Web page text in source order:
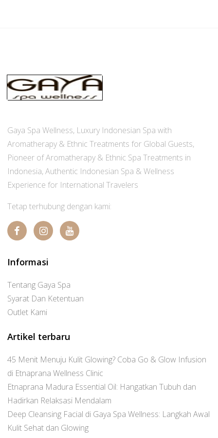
Gaya Spa Wellness, Luxury Indonesian Spa with
Aromatherapy & Ethnic Treatments for Global Guests,
Pioneer of Aromatherapy & Ethnic Spa Treatments in
Indonesia, Authentic Indonesian Spa & Wellness
Experience for International Travelers
Tetap terhubung dengan kami:
Informasi
Tentang Gaya Spa
Syarat Dan Ketentuan
Outlet Kami
Artikel terbaru
45 Menit Menuju Kulit Glowing? Coba Go & Glow Infusion
di Etnaprana Wellness Clinic
Etnaprana Madura Essential Oil: Hangatkan Tubuh dan
Hadirkan Relaksasi Mendalam
Deep Cleansing Facial di Gaya Spa Wellness: Langkah Awal
Kulit Sehat dan Glowing